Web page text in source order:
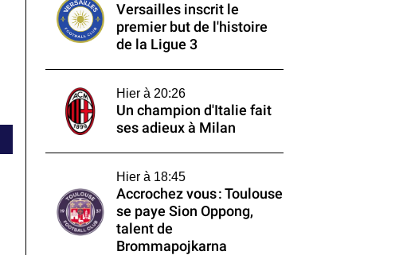
Versailles inscrit le
premier but de l'histoire
de la Ligue 3
Hier à 20:26
Un champion d'Italie fait
ses adieux à Milan
Hier à 18:45
Accrochez vous : Toulouse
se paye Sion Oppong,
talent de
Brommapojkarna